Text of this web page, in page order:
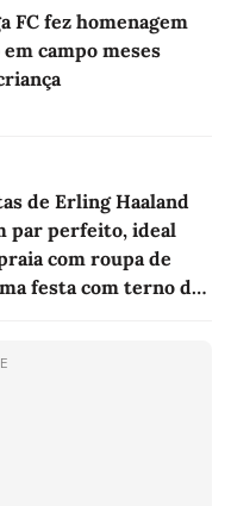
FC fez homenagem
campo meses
de Erling Haaland
par perfeito, ideal
com roupa de
festa com terno de